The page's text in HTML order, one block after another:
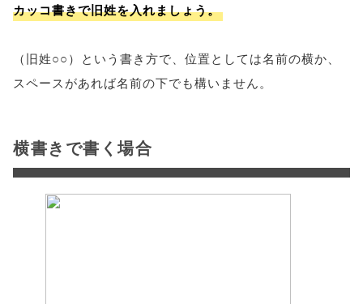
カッコ書きで旧姓を入れましょう。
（旧姓○○）という書き方で、位置としては名前の横か、
スペースがあれば名前の下でも構いません。
横書きで書く場合